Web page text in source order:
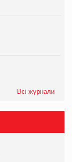
Всі журнали